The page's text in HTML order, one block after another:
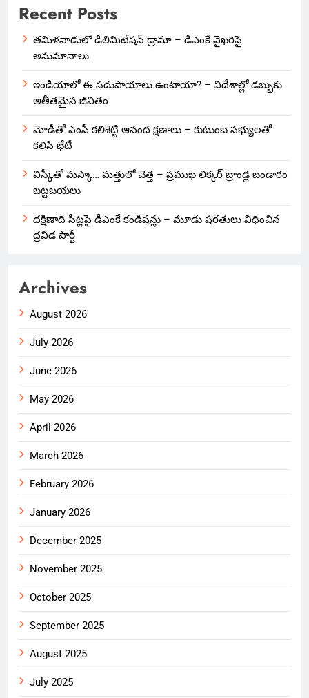
Recent Posts
తమిళనాడులో డీలిమిటేషన్ డ్రామా – డీఎంకే వైఖరిపై
అనుమానాలు
ఇండియాలో‌ ఈ సదుపాయాలు ఉంటాయా? – విదేశాల్లో డబ్బుకు
అతీతమైన జీవితం
మోడీతో ఎంపీ కలిశెట్టి ఆనంద క్షణాలు – కుటుంబ సభ్యులతో
కలిసి భేటీ
విస్కీతో మస్కా… మత్తులో చెత్త – ప్రముఖ లిక్కర్ బ్రాండ్ల బండారం
బట్టబయలు
దక్షిణాది సీట్లపై డీఎంకే కండిషన్లు – మూడు షరతులు విధించిన
ద్రవిడ పార్టీ
Archives
August 2026
July 2026
June 2026
May 2026
April 2026
March 2026
February 2026
January 2026
December 2025
November 2025
October 2025
September 2025
August 2025
July 2025